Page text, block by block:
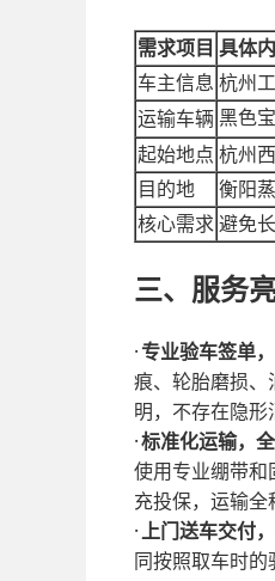
需求项目 具体
车主信息 杭州
运输车辆 黑色
起始地点 杭州
目的地
衡阳
核心需求 避免
三、服务
· 专业验车签单
痕、轮胎磨损、
明，不存在隐形
·标准化运输，
使用专业绷带和
充投保，运输全
· 上门送车交付
同按照取车时